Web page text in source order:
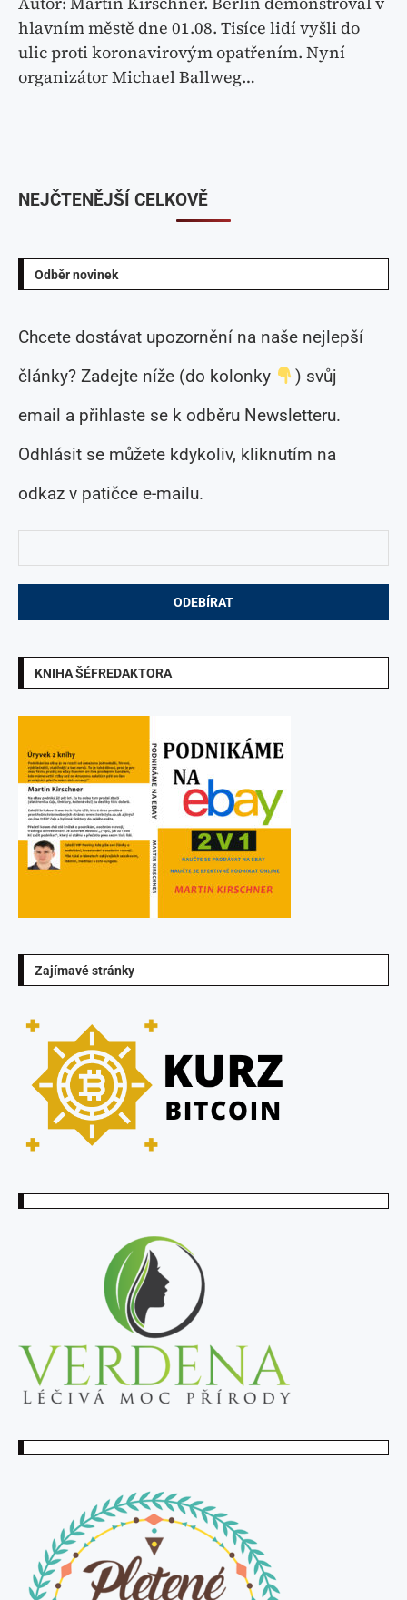
hlavním městě dne 01.08. Tisíce lidí vyšli do
ulic proti koronavirovým opatřením. Nyní
organizátor Michael Ballweg…
Odběr novinek
Chcete dostávat upozornění na naše nejlepší
články? Zadejte níže (do kolonky
) svůj
email a přihlaste se k odběru Newsletteru.
Odhlásit se můžete kdykoliv, kliknutím na
odkaz v patičce e-mailu.
KNIHA ŠÉFREDAKTORA
Zajímavé stránky
NEJČTENĚJŠÍ CELKOVĚ